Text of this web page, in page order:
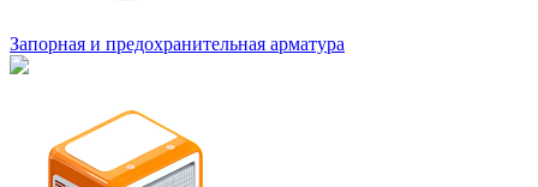
Запорная и предохранительная арматура